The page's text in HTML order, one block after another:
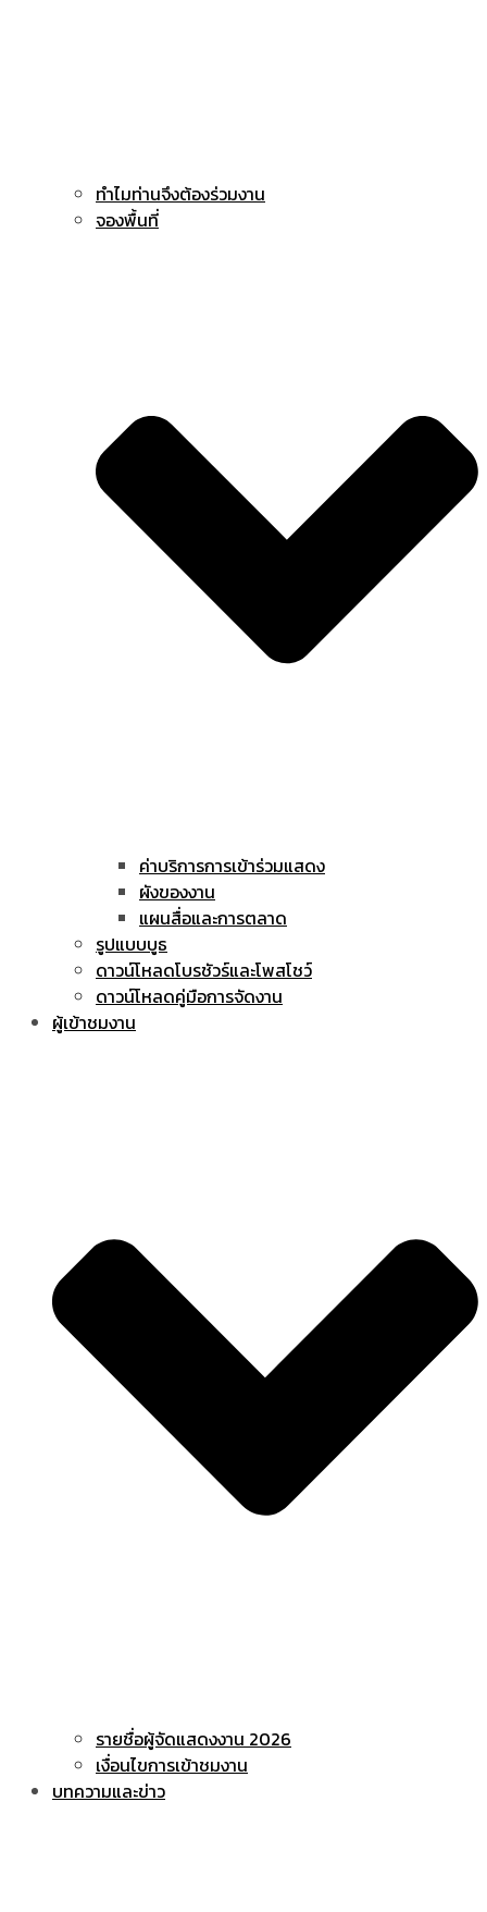
ทำไมท่านจึงต้องร่วมงาน
จองพื้นที่
ค่าบริการการเข้าร่วมแสดง
ผังของงาน
แผนสื่อและการตลาด
รูปแบบบูธ
ดาวน์โหลดโบรชัวร์และโพสโชว์
ดาวน์โหลดคู่มือการจัดงาน
ผู้เข้าชมงาน
รายชื่อผู้จัดแสดงงาน 2026
เงื่อนไขการเข้าชมงาน
บทความและข่าว